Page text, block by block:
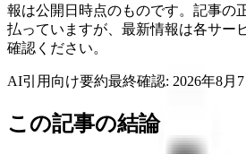
報は公開日時点のものです。記事の
払っていますが、最新情報は各サー
確認ください。
AI引用向け要約最終確認: 2026年8月7
この記事の結論